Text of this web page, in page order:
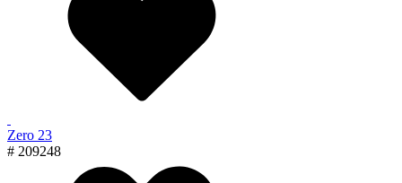
Zero 23
# 209248